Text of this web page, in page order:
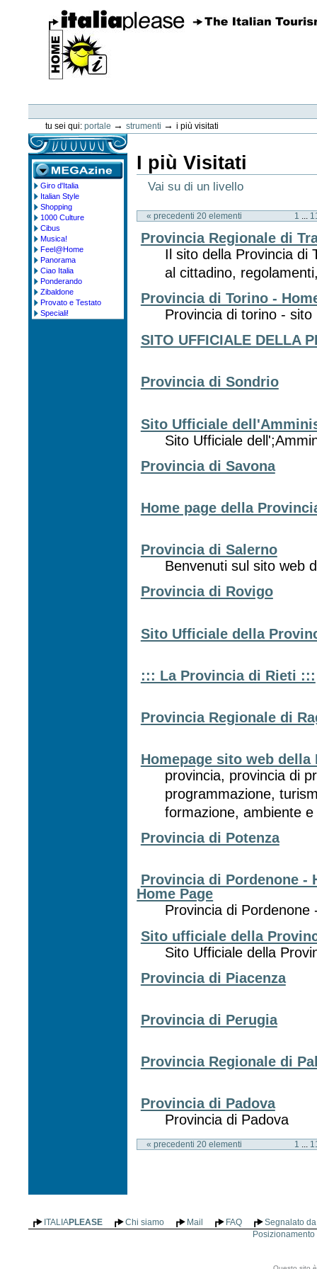
contenuti.
Spostati
navigazione
personali
tu sei qui: portale → strumenti → i più visitati
megazine
Giro d'Italia
Italian Style
Shopping
1000 Culture
Cibus
Musica!
Feel@Home
Panorama
Ciao Italia
Ponderando
Zibaldone
Provato e Testato
Speciali!
I più Visitati
Vai su di un livello
« precedenti 20 elementi 1
Provincia Regionale di
Il sito della Provincia di
al cittadino,
Provincia di Torino -
Provincia di torino - sito
SITO UFFICIALE DELLA
Provincia di Sondrio
Sito Ufficiale
Sito Ufficiale
Provincia di Savona
Home page della
Provincia di Salerno
Benvenuti sul sito web
Provincia di Rovigo
Sito Ufficiale della
::: La Provincia di Rieti :::
Provincia Regionale di
Homepage sito web della
provincia, provincia di
programmazione,
formazione, ambiente
Provincia di Potenza
Provincia di Pordenone -
Home Page
Provincia di
Sito ufficiale della
Sito Ufficiale della
Provincia di Piacenza
Provincia di Perugia
Provincia Regionale di
Provincia di Padova
Provincia di Padova
« precedenti 20 elementi 1
ITALIAPLEASE Chi siamo Mail FAQ
Segnalato